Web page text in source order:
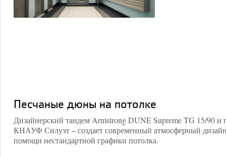
Песчаные дюны на потолке
Дизайнерский тандем Armstrong DUNE Supreme TG 15/90 и
КНАУФ Силуэт – создает современный атмосферный
помощи нестандартной графики потолка.